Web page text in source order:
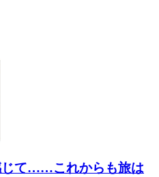
じて……これからも旅は